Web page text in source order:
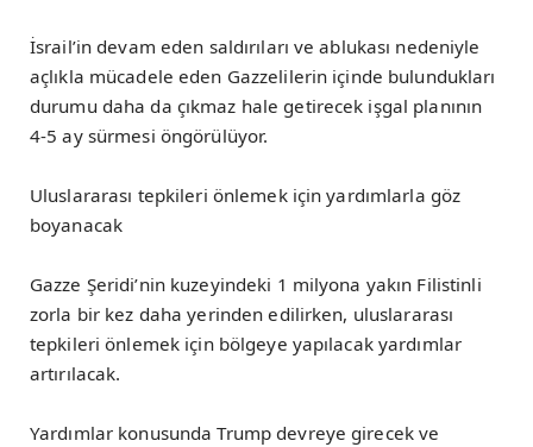
İsrail’in devam eden saldırıları ve ablukası nedeniyle
açlıkla mücadele eden Gazzelilerin içinde bulundukları
durumu daha da çıkmaz hale getirecek işgal planının
4-5 ay sürmesi öngörülüyor.
Uluslararası tepkileri önlemek için yardımlarla göz
boyanacak
Gazze Şeridi’nin kuzeyindeki 1 milyona yakın Filistinli
zorla bir kez daha yerinden edilirken, uluslararası
tepkileri önlemek için bölgeye yapılacak yardımlar
artırılacak.
Yardımlar konusunda Trump devreye girecek ve